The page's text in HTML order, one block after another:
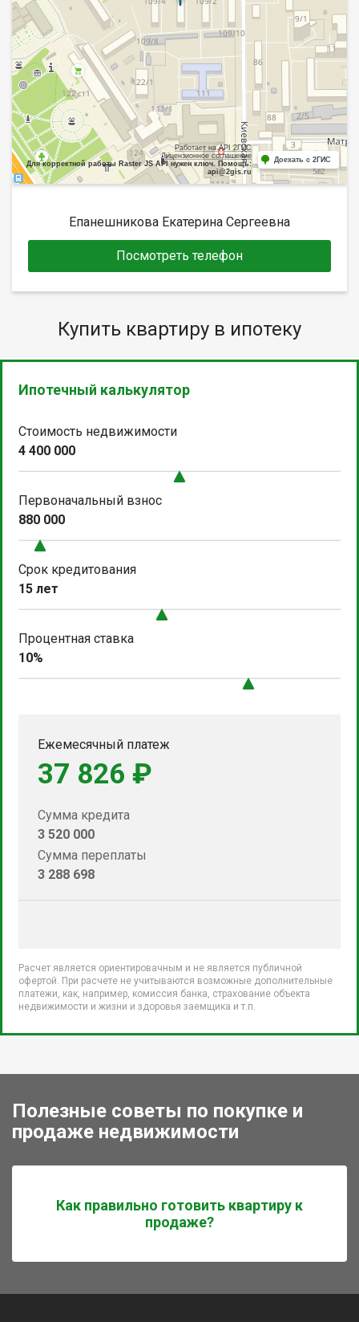
Работает на API 2ГИС
Лицензионное соглашение
Для корректной работы Raster JS API нужен ключ. Помощь:
api@2gis.ru
Доехать с 2ГИС
Епанешникова Екатерина Сергеевна
Посмотреть телефон
Купить квартиру в ипотеку
Ипотечный калькулятор
Стоимость недвижимости
4 400 000
Первоначальный взнос
880 000
Срок кредитования
15 лет
Процентная ставка
10%
Ежемесячный платеж
37 826 ₽
Сумма кредита
3 520 000
Сумма переплаты
3 288 698
Расчет является ориентировачным и не является публичной
офертой. При расчете не учитываются возможные дополнительные
платежи, как, например, комиссия банка, страхование объекта
недвижимости и жизни и здоровья заемщика и т.п.
Полезные советы по покупке и
продаже недвижимости
Как правильно готовить квартиру к
продаже?